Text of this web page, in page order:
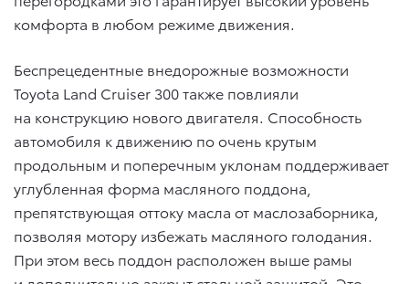
комфорта в любом режиме движения.
Беспрецедентные внедорожные возможности
Toyota Land Cruiser 300 также повлияли
на конструкцию нового двигателя. Способность
автомобиля к движению по очень крутым
продольным и поперечным уклонам поддерживает
углубленная форма масляного поддона,
препятствующая оттоку масла от маслозаборника,
позволяя мотору избежать масляного голодания.
При этом весь поддон расположен выше рамы